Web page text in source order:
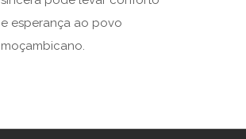
e esperança ao povo
moçambicano.